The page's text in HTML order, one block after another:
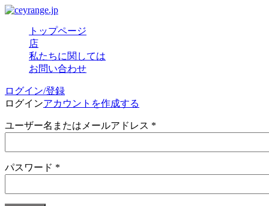
トップページ
店
私たちに関しては
お問い合わせ
ログイン/登録
ログインアカウントを作成する
ユーザー名またはメールアドレス *
パスワード *